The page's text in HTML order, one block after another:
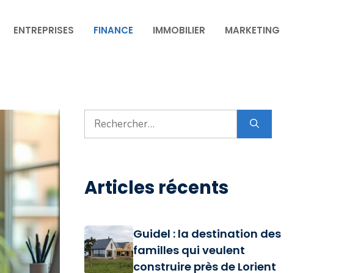
ENTREPRISES FINANCE IMMOBILIER MARKETING
Rechercher :
Articles récents
Guidel : la destination des
familles qui veulent
construire près de Lorient